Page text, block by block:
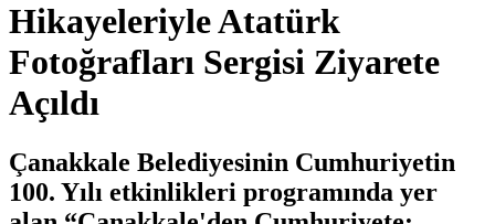
Hikayeleriyle Atatürk
Fotoğrafları Sergisi Ziyarete
Açıldı
Çanakkale Belediyesinin Cumhuriyetin
100. Yılı etkinlikleri programında yer